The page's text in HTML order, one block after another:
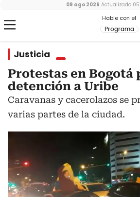
Hable con el
Programa
09 ago 2026 Actualizado
Justicia
Protestas en Bogotá
detención a Uribe
Caravanas y cacerolazos se
varias partes de la ciudad.